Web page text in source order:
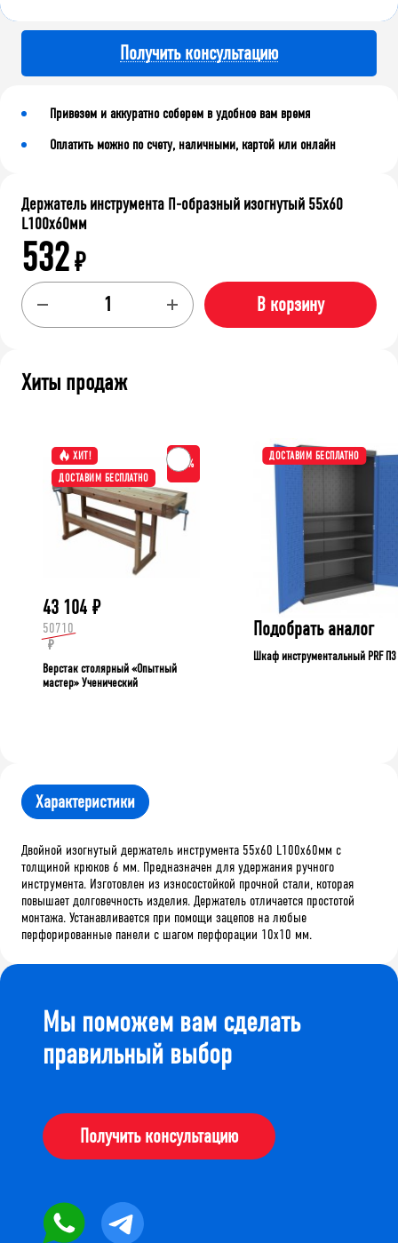
Получить консультацию
Привезем и аккуратно соберем в удобное вам время
Оплатить можно по счету, наличными, картой или онлайн
Держатель инструмента П-образный изогнутый 55х60
L100х60мм
532₽
В корзину
Хиты продаж
ХИТ!
ДОСТАВИМ БЕСПЛАТНО
-15%
43 104 ₽
50710
₽
Верстак столярный «Опытный
мастер» Ученический
ДОСТАВИМ БЕСПЛАТНО
Подобрать аналог
Шкаф инструментальный PRF П3
Характеристики
Двойной изогнутый держатель инструмента 55х60 L100х60мм с
толщиной крюков 6 мм. Предназначен для удержания ручного
инструмента. Изготовлен из износостойкой прочной стали, которая
повышает долговечность изделия. Держатель отличается простотой
монтажа. Устанавливается при помощи зацепов на любые
перфорированные панели с шагом перфорации 10х10 мм.
Мы поможем вам сделать
правильный выбор
Получить консультацию